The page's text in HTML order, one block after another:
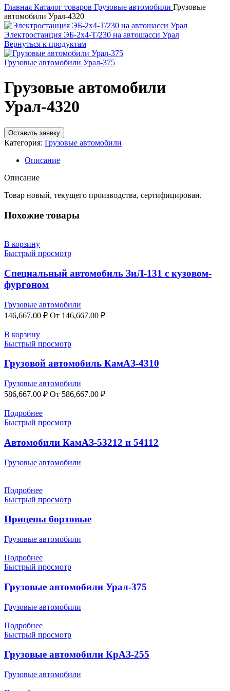
Главная Каталог товаров Грузовые автомобили Грузовые
автомобили Урал-4320
Электростанция ЭБ-2х4-Т/230 на автошасси Урал
Вернуться к продуктам
Грузовые автомобили Урал-375
Грузовые автомобили
Урал-4320
Оставить заявку
Категория: Грузовые автомобили
Описание
Описание
Товар новый, текущего производства, сертифицирован.
Похожие товары
В корзину
Быстрый просмотр
Специальный автомобиль ЗиЛ-131 с кузовом-
фургоном
Грузовые автомобили
146,667.00 ₽ От 146,667.00 ₽
В корзину
Быстрый просмотр
Грузовой автомобиль КамАЗ-4310
Грузовые автомобили
586,667.00 ₽ От 586,667.00 ₽
Подробнее
Быстрый просмотр
Автомобили КамАЗ-53212 и 54112
Грузовые автомобили
Подробнее
Быстрый просмотр
Прицепы бортовые
Грузовые автомобили
Подробнее
Быстрый просмотр
Грузовые автомобили Урал-375
Грузовые автомобили
Подробнее
Быстрый просмотр
Грузовые автомобили КрАЗ-255
Грузовые автомобили